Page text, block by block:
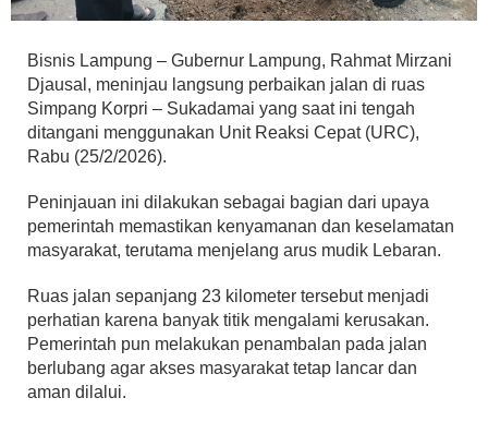
Bisnis Lampung – Gubernur Lampung, Rahmat Mirzani
Djausal, meninjau langsung perbaikan jalan di ruas
Simpang Korpri – Sukadamai yang saat ini tengah
ditangani menggunakan Unit Reaksi Cepat (URC),
Rabu (25/2/2026).
Peninjauan ini dilakukan sebagai bagian dari upaya
pemerintah memastikan kenyamanan dan keselamatan
masyarakat, terutama menjelang arus mudik Lebaran.
Ruas jalan sepanjang 23 kilometer tersebut menjadi
perhatian karena banyak titik mengalami kerusakan.
Pemerintah pun melakukan penambalan pada jalan
berlubang agar akses masyarakat tetap lancar dan
aman dilalui.